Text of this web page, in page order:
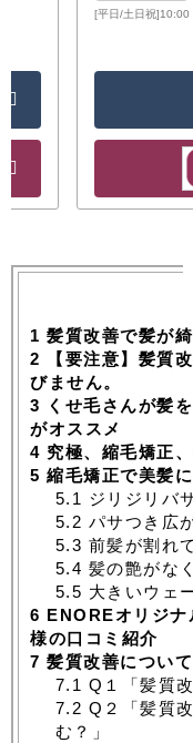
[平日/土日祝]10:00
1 髪質改善で髪が
2 【要注意】髪質
びません。
3 くせ毛さんが髪
がオススメ
4 究極、縮毛矯正
5 縮毛矯正で美髪
5.1 ジリジリバ
5.2 パサつき広
5.3 前髪が割れ
5.4 髪の艶がな
5.5 大きいウェ
6 ENOREオリジナ
様の口コミ紹介
7 髪質改善につい
7.1 Q１「髪質
7.2 Q２「髪質
む？」